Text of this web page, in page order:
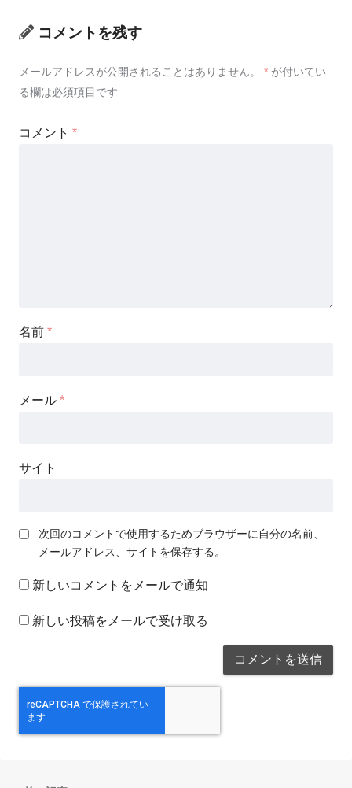
コメントを残す
メールアドレスが公開されることはありません。 * が付いてい
る欄は必須項目です
コメント *
名前 *
メール *
サイト
次回のコメントで使用するためブラウザーに自分の名前、
メールアドレス、サイトを保存する。
新しいコメントをメールで通知
新しい投稿をメールで受け取る